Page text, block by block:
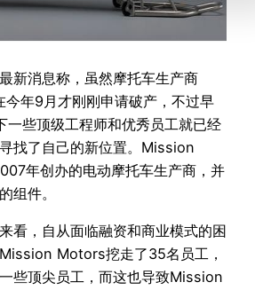
新消息称，虽然摩托车生产商
年9月才刚刚申请破产，不过早
一些顶级工程师和优秀员工就已经
找了自己的新位置。Mission
年创办的电动摩托车生产商，并
组件。
看，自从面临融资和商业模式的困
Motors挖走了35名员工，
些顶尖员工，而这也导致Mission